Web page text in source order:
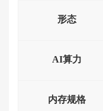
形态
AI算力
内存规格